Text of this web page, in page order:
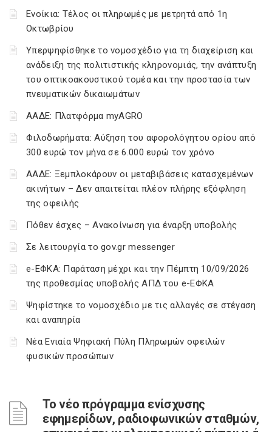
Ενοίκια: Τέλος οι πληρωμές με μετρητά από 1η
Οκτωβρίου
Υπερψηφίσθηκε το νομοσχέδιο για τη διαχείριση και
ανάδειξη της πολιτιστικής κληρονομιάς, την ανάπτυξη
του οπτικοακουστικού τομέα και την προστασία των
πνευματικών δικαιωμάτων
ΑΑΔΕ: Πλατφόρμα myAGRO
Φιλοδωρήματα: Αύξηση του αφορολόγητου ορίου από
300 ευρώ τον μήνα σε 6.000 ευρώ τον χρόνο
ΑΑΔΕ: Ξεμπλοκάρουν οι μεταβιβάσεις κατασχεμένων
ακινήτων – Δεν απαιτείται πλέον πλήρης εξόφληση
της οφειλής
Πόθεν έσχες – Ανακοίνωση για έναρξη υποβολής
Σε λειτουργία το gov.gr messenger
e-ΕΦΚΑ: Παράταση μέχρι και την Πέμπτη 10/09/2026
της προθεσμίας υποβολής ΑΠΔ του e-ΕΦΚΑ
Ψηφίστηκε το νομοσχέδιο με τις αλλαγές σε στέγαση
και αναπηρία
Νέα Ενιαία Ψηφιακή Πύλη Πληρωμών οφειλών
φυσικών προσώπων
Το νέο πρόγραμμα ενίσχυσης
εφημερίδων, ραδιοφωνικών σταθμών,